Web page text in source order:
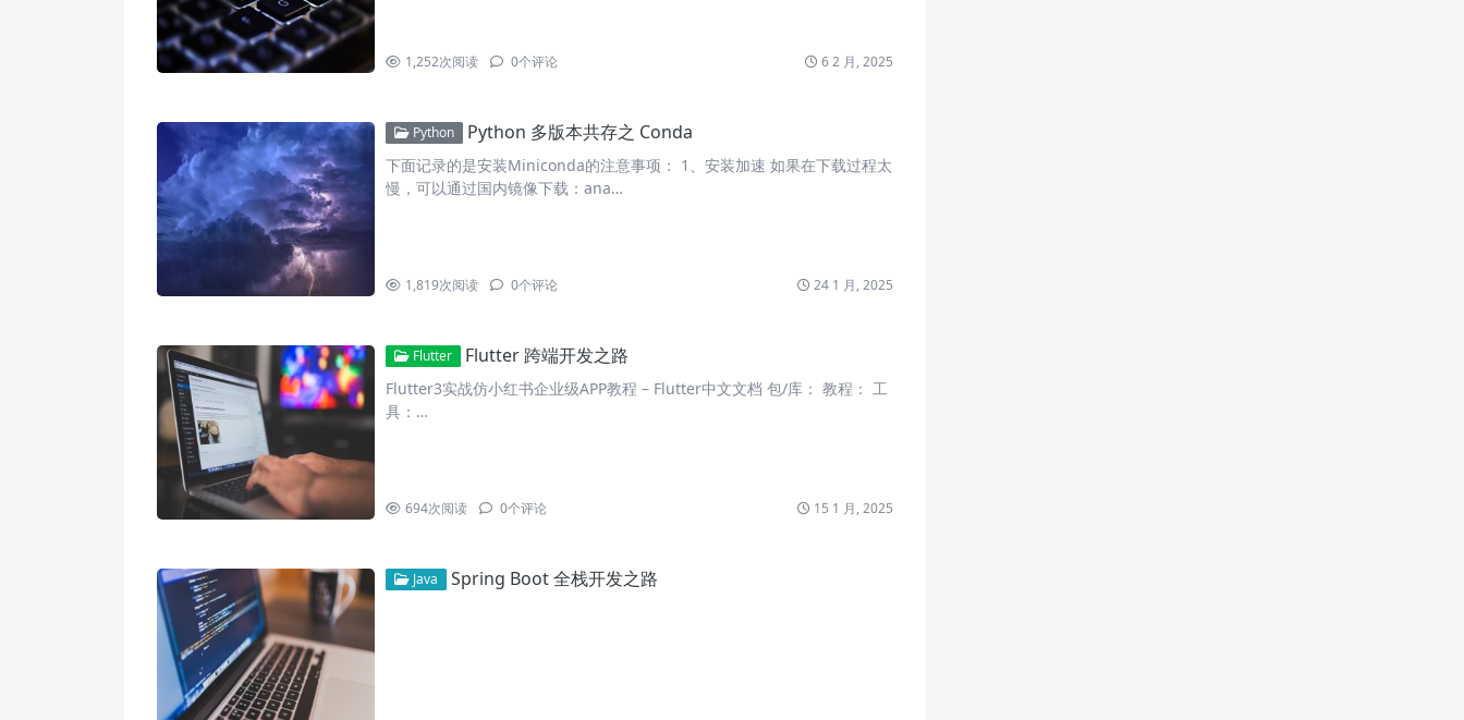
1,252次阅读 0个评论 6 2 月, 2025
Python Python 多版本共存之 Conda
下面记录的是安装Miniconda的注意事项： 1、安装加速 如果在下载过程太
慢，可以通过国内镜像下载：ana…
1,819次阅读 0个评论 24 1 月, 2025
Flutter Flutter 跨端开发之路
Flutter3实战仿小红书企业级APP教程 – Flutter中文文档 包/库： 教程： 工
具：…
694次阅读 0个评论 15 1 月, 2025
Java Spring Boot 全栈开发之路